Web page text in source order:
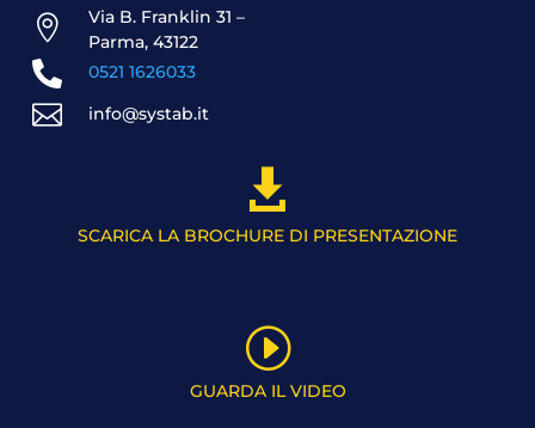

Via B. Franklin 31 –
Parma, 43122
 0521 1626033
 info@systab.it

SCARICA LA BROCHURE DI PRESENTAZIONE
I
GUARDA IL VIDEO